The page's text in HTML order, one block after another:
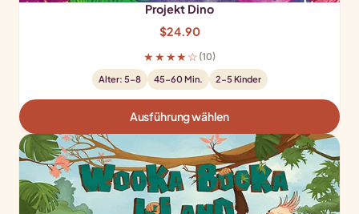
Projekt Dino
$24.90
★★★★☆ (10)
Alter: 5-8 45-60 Min. 2-5 Kinder
Ausführung wählen